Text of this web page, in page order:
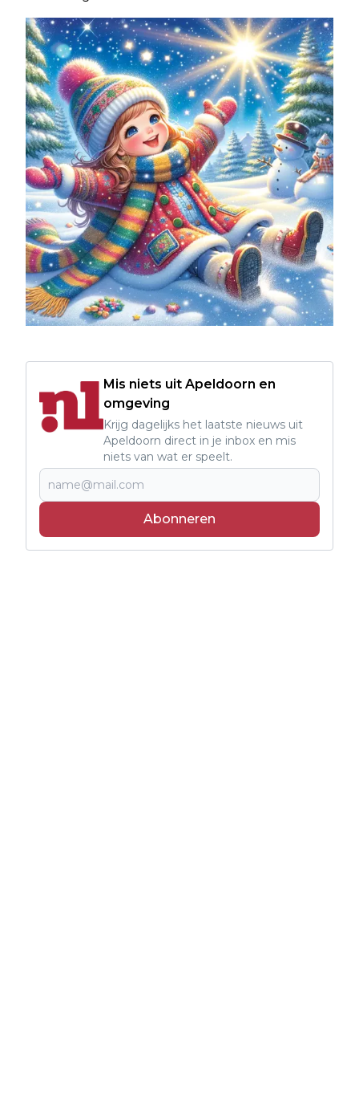
Mis niets uit Apeldoorn en
omgeving
Krijg dagelijks het laatste nieuws uit
Apeldoorn direct in je inbox en mis
niets van wat er speelt.
Abonneren